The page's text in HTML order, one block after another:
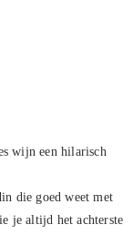
wijn een hilarisch
die goed weet met
je altijd het achterste